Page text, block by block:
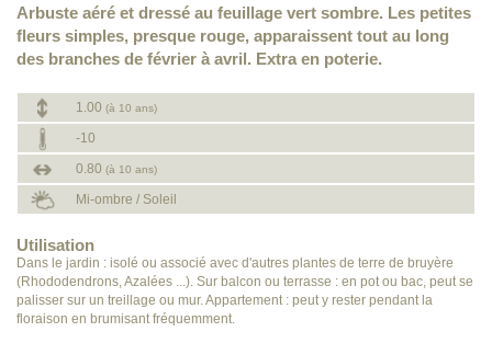
Arbuste aéré et dressé au feuillage vert sombre. Les petites
fleurs simples, presque rouge, apparaissent tout au long
des branches de février à avril. Extra en poterie.
1.00 (à 10 ans)
-10
0.80 (à 10 ans)
Mi-ombre / Soleil
Utilisation
Dans le jardin : isolé ou associé avec d'autres plantes de terre de bruyère
(Rhododendrons, Azalées ...). Sur balcon ou terrasse : en pot ou bac, peut se
palisser sur un treillage ou mur. Appartement : peut y rester pendant la
floraison en brumisant fréquemment.